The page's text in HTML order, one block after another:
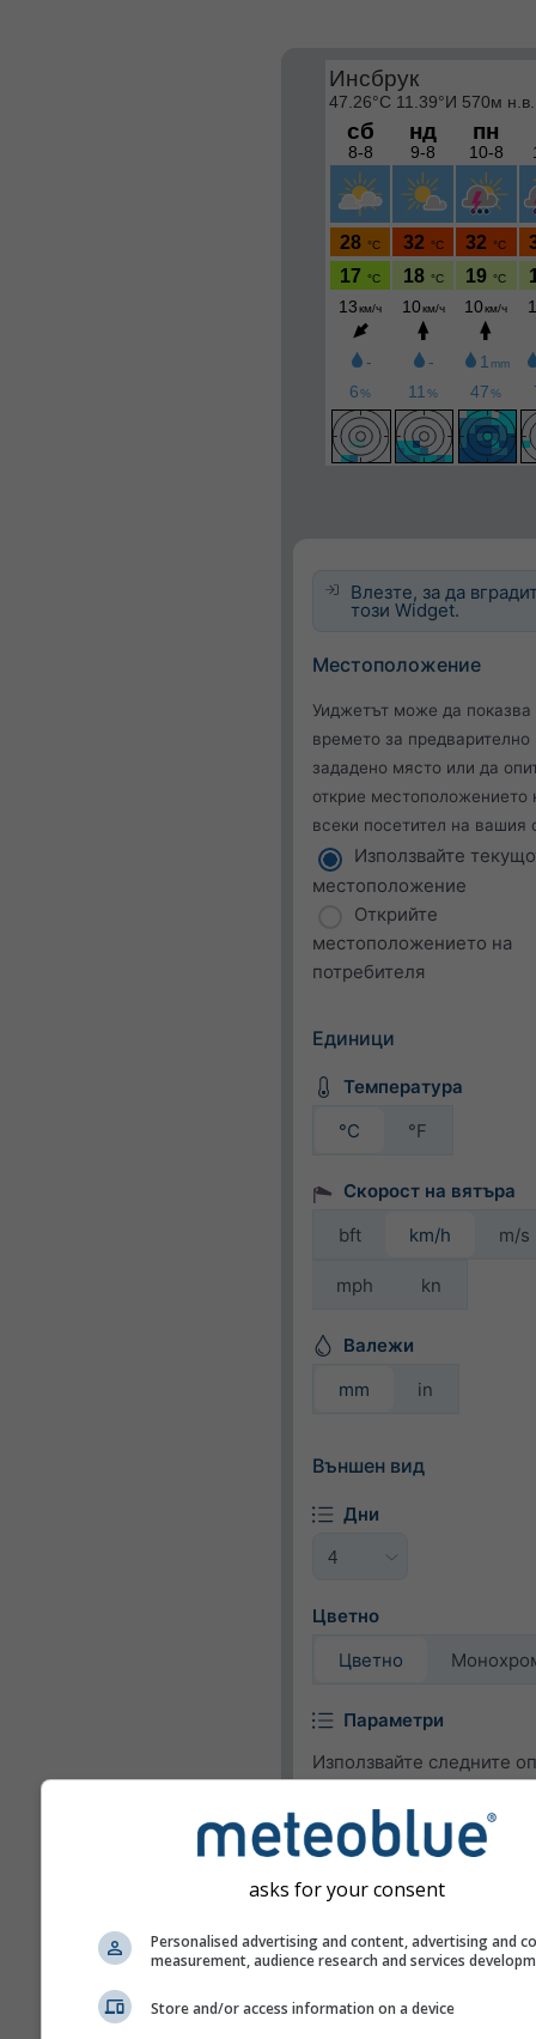
Влезте, за да
този Widget.
Местоположение
Уиджетът може да показва
времето за предварително
зададено място или да
открие местоположението
всеки посетител на вашия
Използвайте
местоположение
Открийте
местоположението на
потребителя
Единици
Температура
°C
°F
Скорост на вятъра
bft
km/h m/s
mph kn
Валежи
mm
in
Външен вид
Дни
Цветно
Цветно
Параметри
Използвайте следните
метеорологични
уиджета.
Температура (макс.)
asks for your consent
Personalised advertising and content, advertising and
measurement, audience research and services
Store and/or access information on a device